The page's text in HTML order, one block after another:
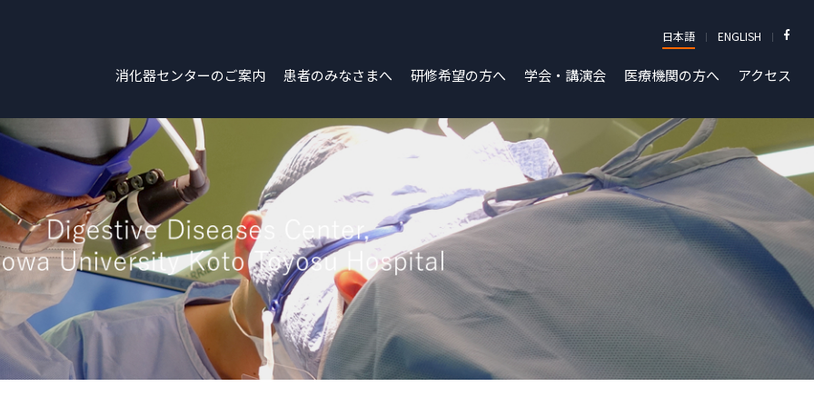
日本語 ENGLISH
消化器センターのご案内 患者のみなさまへ 研修希望の方へ 学会・講演会 医療機関の方へ アクセス